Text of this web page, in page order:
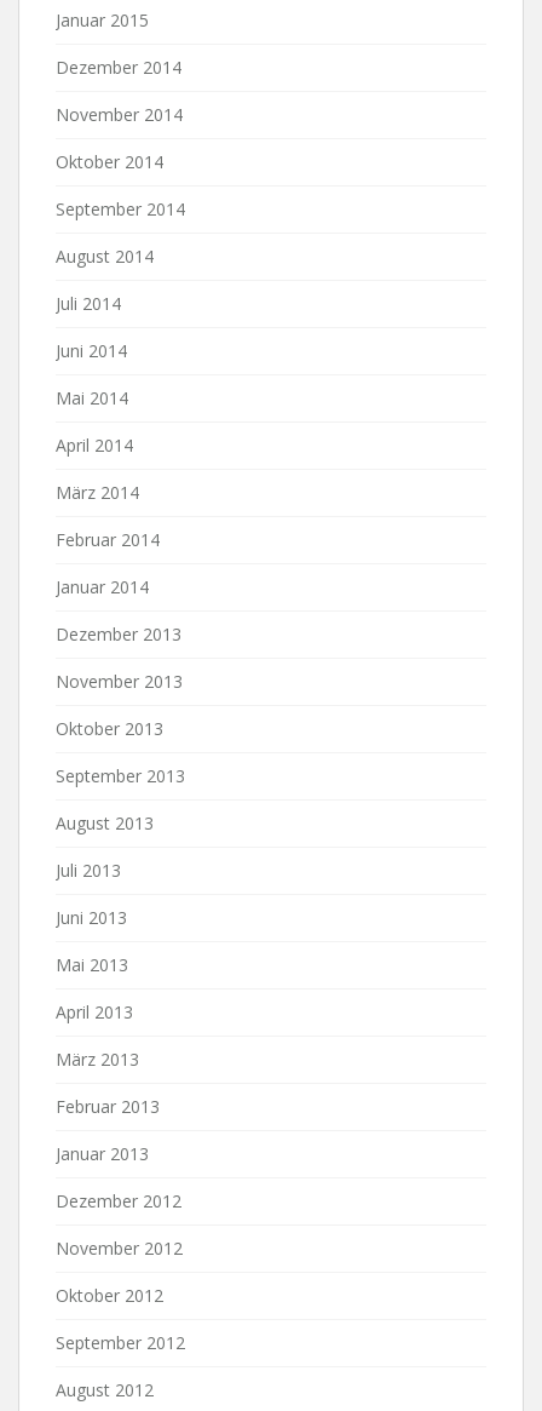
Januar 2015
Dezember 2014
November 2014
Oktober 2014
September 2014
August 2014
Juli 2014
Juni 2014
Mai 2014
April 2014
März 2014
Februar 2014
Januar 2014
Dezember 2013
November 2013
Oktober 2013
September 2013
August 2013
Juli 2013
Juni 2013
Mai 2013
April 2013
März 2013
Februar 2013
Januar 2013
Dezember 2012
November 2012
Oktober 2012
September 2012
August 2012